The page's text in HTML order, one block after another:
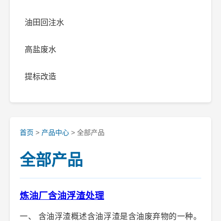
油田回注水
高盐废水
提标改造
首页 > 产品中心 > 全部产品
全部产品
炼油厂含油浮渣处理
一、 含油浮渣概述含油浮渣是含油废弃物的一种。